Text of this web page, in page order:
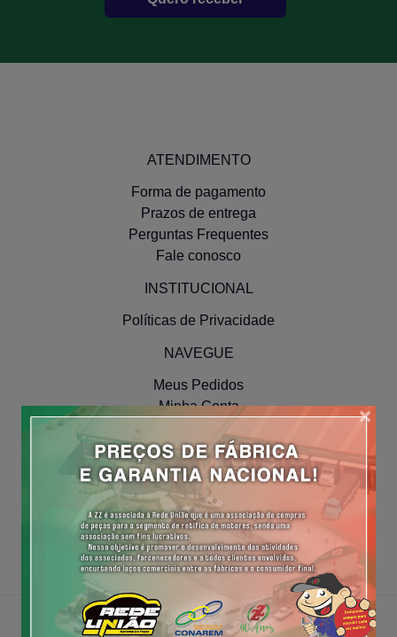
ATENDIMENTO
Forma de pagamento
Prazos de entrega
Perguntas Frequentes
Fale conosco
INSTITUCIONAL
Políticas de Privacidade
NAVEGUE
Meus Pedidos
Minha Conta
Efetue o Login
COMPRA SEGURA
Segurança
Troca e Devoluções
×